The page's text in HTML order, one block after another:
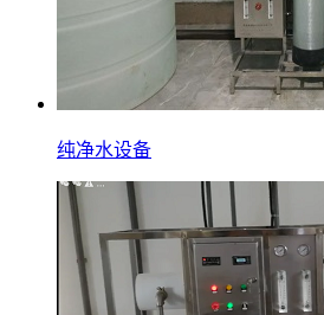
纯净水设备